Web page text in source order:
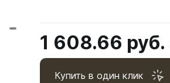
1 608.66 руб.
Купить в один клик